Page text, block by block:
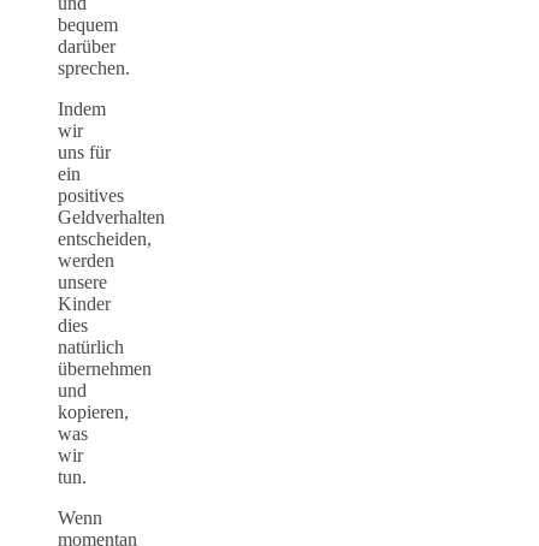
bequem
darüber
sprechen.
Indem
wir
uns für
ein
positives
Geldverhalten
entscheiden,
werden
unsere
Kinder
dies
natürlich
übernehmen
und
kopieren,
was
wir
tun.
Wenn
momentan